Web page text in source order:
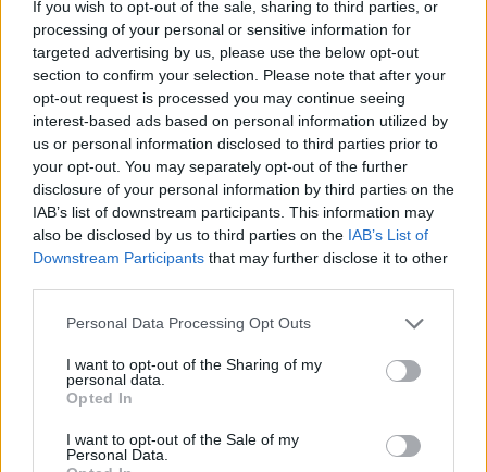
If you wish to opt-out of the sale, sharing to third parties, or
processing of your personal or sensitive information for
targeted advertising by us, please use the below opt-out
section to confirm your selection. Please note that after your
opt-out request is processed you may continue seeing
interest-based ads based on personal information utilized by
us or personal information disclosed to third parties prior to
your opt-out. You may separately opt-out of the further
disclosure of your personal information by third parties on the
IAB’s list of downstream participants. This information may
also be disclosed by us to third parties on the IAB’s List of
Downstream Participants that may further disclose it to other
Personal Data Processing Opt Outs
I want to opt-out of the Sharing of my
personal data.
Opted In
I want to opt-out of the Sale of my
Personal Data.
TAGS: ΜΑΡΙΑ ΦΡΑΓΚΗ
ΝΕΑ ΔΗΜΟΚΡΑΤΙΑ
ΥΠΟΨΗΦΙΑ ΒΟΥΛΕΥΤΗΣ
ΕΚΛΟΓΕΣ
ΕΚΛΟΓΕΣ 2023
ΒΟΥΛΕΥΤΙΚΕΣ ΕΚΛΟΓΕΣ 2023
ΕΘΝΙΚΕΣ ΕΚΛΟΓΕΣ
ΒΟΥΛΕΥΤΙΚΕΣ ΕΚΛΟΓΕΣ
ΛΑΚΩΝΙΑ ΣΥΝΕΝΤΕΥΞΗ
Σχετικά Άρθρα